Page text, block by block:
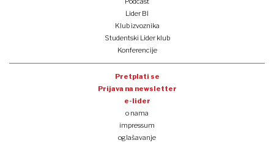
Lider BI
Klub izvoznika
Studentski Lider klub
Konferencije
Pretplati se
Prijava na newsletter
e-lider
o nama
impressum
oglašavanje